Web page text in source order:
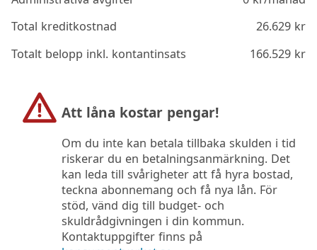
Total kreditkostnad
26.629kr
Totalt belopp inkl. kontantinsats
166.529kr
Att låna kostar pengar!
Om du inte kan betala tillbaka skulden i tid
riskerar du en betalningsanmärkning. Det
kan leda till svårigheter att få hyra bostad,
teckna abonnemang och få nya lån. För
stöd, vänd dig till budget- och
skuldrådgivningen i din kommun.
Kontaktuppgifter finns på